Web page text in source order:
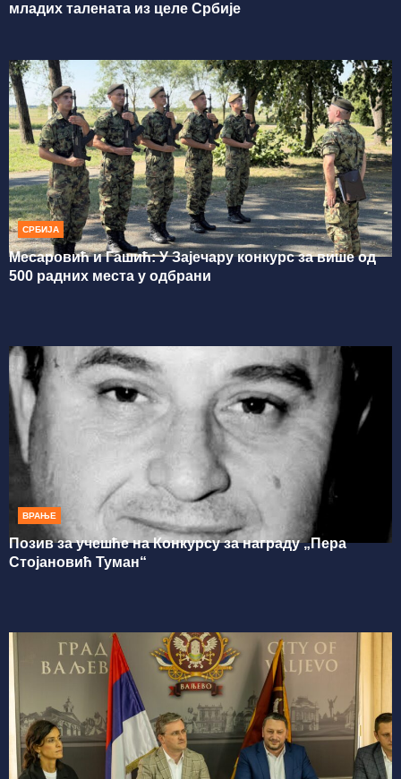
младих талената из целе Србије
СРБИЈА
Месаровић и Гашић: У Зајечару конкурс за више од
500 радних места у одбрани
ВРАЊЕ
Позив за учешће на Конкурсу за награду „Пера
Стојановић Туман“